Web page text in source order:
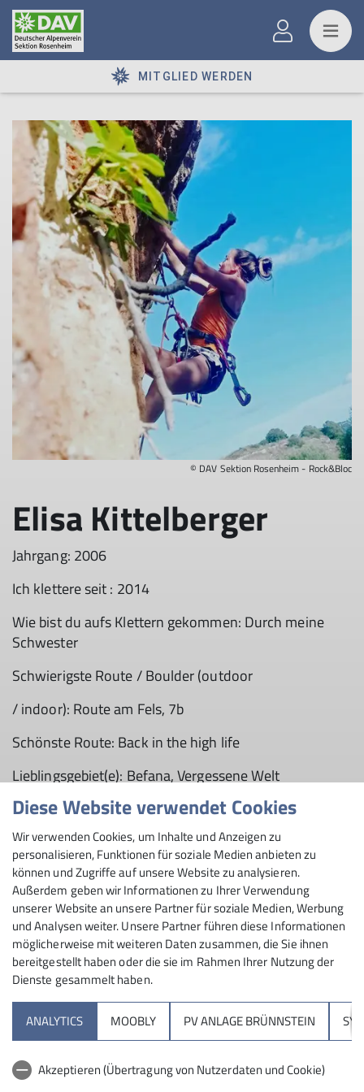
MITGLIED WERDEN
© DAV Sektion Rosenheim - Rock&Bloc
Elisa Kittelberger
Jahrgang: 2006
Ich klettere seit : 2014
Wie bist du aufs Klettern gekommen: Durch meine
Schwester
Schwierigste Route / Boulder (outdoor
/ indoor): Route am Fels, 7b
Schönste Route: Back in the high life
Lieblingsgebiet(e): Befana, Vergessene Welt
Nächstes Kletterziel(e): Mehr Klettertechniken lernen.
Schwerere Routen und Boulder schaffen
Größten Wettkampferfolge: 2. Platz beim SOBY cup
Sektion
Hochrieshütte
Diese Website verwendet Cookies
Wir verwenden Cookies, um Inhalte und Anzeigen zu
personalisieren, Funktionen für soziale Medien anbieten zu
können und Zugriffe auf unsere Website zu analysieren.
Außerdem geben wir Informationen zu Ihrer Verwendung
unserer Website an unsere Partner für soziale Medien, Werbung
und Analysen weiter. Unsere Partner führen diese Informationen
möglicherweise mit weiteren Daten zusammen, die Sie ihnen
bereitgestellt haben oder die sie im Rahmen Ihrer Nutzung der
Dienste gesammelt haben.
ANALYTICS MOOBLY PV ANLAGE BRÜNNSTEIN
Akzeptieren (Übertragung von Nutzerdaten und Cookie)